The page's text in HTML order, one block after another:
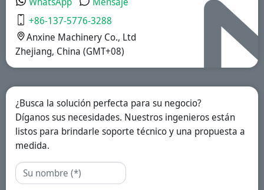
entéricas y
prolongada.
+86-137-5776-3288
Anxine Machinery Co., Ltd
Zhejiang, China (GMT+08)
¿Busca la solución perfecta para su negocio?
Díganos sus necesidades. Nuestros ingenieros están
listos para brindarle soporte técnico y una propuesta a
medida.
Nombre